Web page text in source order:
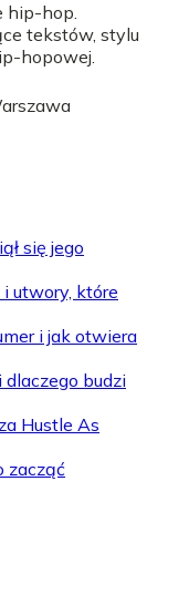
hip-hop.
tekstów, stylu
hopowej.
się jego
utwory, które
i jak otwiera
budzi
Hustle As
zacząć